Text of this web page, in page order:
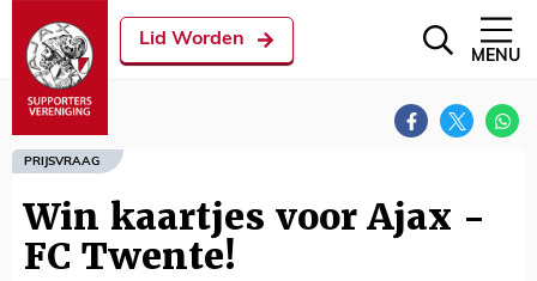
Lid Worden
MENU
PRIJSVRAAG
Win kaartjes voor Ajax -
FC Twente!